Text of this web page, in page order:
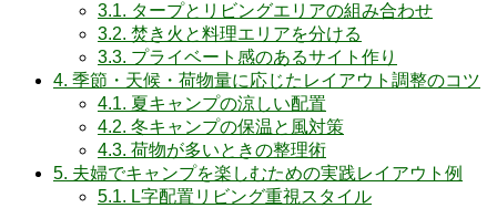
3.1. タープとリビングエリアの組み合わせ
3.2. 焚き火と料理エリアを分ける
3.3. プライベート感のあるサイト作り
4. 季節・天候・荷物量に応じたレイアウト調整のコツ
4.1. 夏キャンプの涼しい配置
4.2. 冬キャンプの保温と風対策
4.3. 荷物が多いときの整理術
5. 夫婦でキャンプを楽しむための実践レイアウト例
5.1. L字配置リビング重視スタイル